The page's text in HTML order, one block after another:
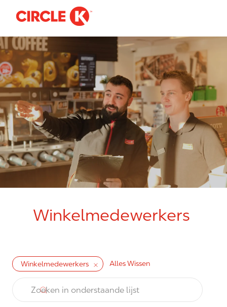
Winkelmedewerkers
Winkelmedewerkers Alles Wissen
the results are updated
Zoeken in onderstaande lijst